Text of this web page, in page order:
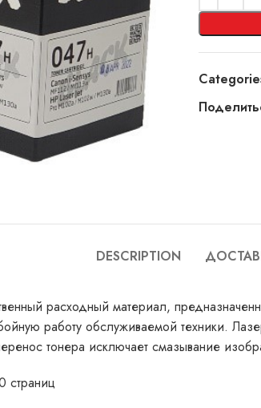
DESCRIPTION
расходный материал,
работу обслуживаемой техники.
тонера исключает смазывание
страниц